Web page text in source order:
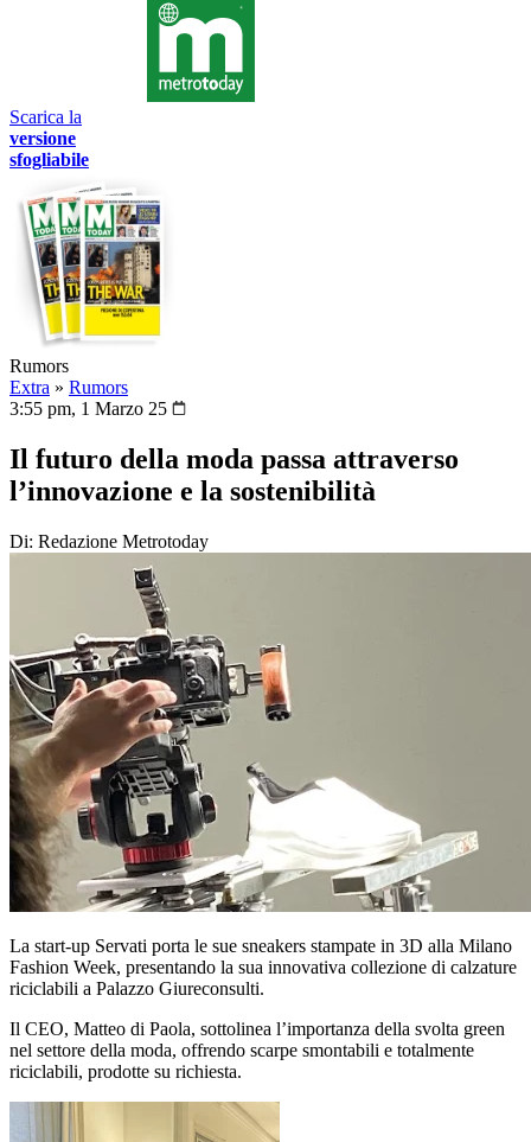
Scarica la
versione
sfogliabile
Rumors
Extra » Rumors
3:55 pm, 1 Marzo 25
Il futuro della moda passa attraverso
l’innovazione e la sostenibilità
Di: Redazione Metrotoday
La start-up Servati porta le sue sneakers stampate in 3D alla Milano
Fashion Week, presentando la sua innovativa collezione di calzature
riciclabili a Palazzo Giureconsulti.
Il CEO, Matteo di Paola, sottolinea l’importanza della svolta green
nel settore della moda, offrendo scarpe smontabili e totalmente
riciclabili, prodotte su richiesta.